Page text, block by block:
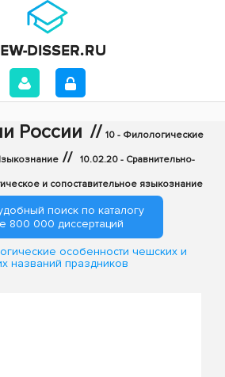
России // 10 - Филологические
// 10.02.20 - Сравнительно-
и сопоставительное языкознание
поиск по каталогу
800 000 диссертаций
особенности чешских и
названий праздников